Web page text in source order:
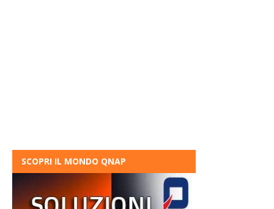
SCOPRI IL MONDO QNAP